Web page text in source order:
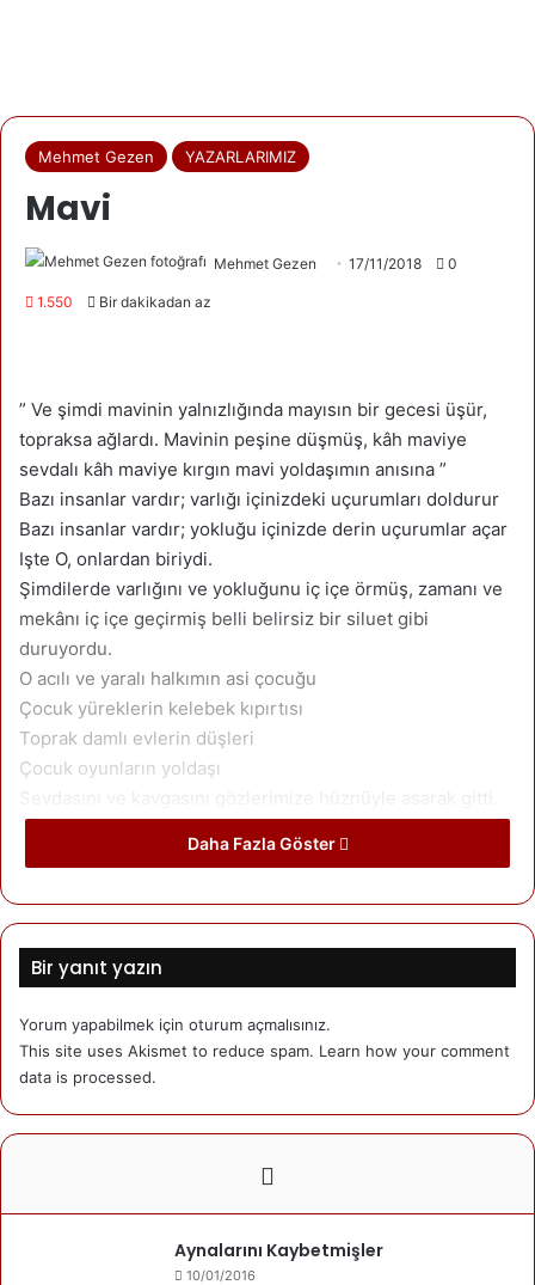
Mehmet Gezen YAZARLARIMIZ
Mavi
Mehmet Gezen 17/11/2018 0
1.550 Bir dakikadan az
” Ve şimdi mavinin yalnızlığında mayısın bir gecesi üşür,
topraksa ağlardı. Mavinin peşine düşmüş, kâh maviye
sevdalı kâh maviye kırgın mavi yoldaşımın anısına ”
Bazı insanlar vardır; varlığı içinizdeki uçurumları doldurur
Bazı insanlar vardır; yokluğu içinizde derin uçurumlar açar
Işte O, onlardan biriydi.
Şimdilerde varlığını ve yokluğunu iç içe örmüş, zamanı ve
mekânı iç içe geçirmiş belli belirsiz bir siluet gibi
duruyordu.
O acılı ve yaralı halkımın asi çocuğu
Çocuk yüreklerin kelebek kıpırtısı
Toprak damlı evlerin düşleri
Çocuk oyunların yoldaşı
Sevdasını ve kavgasını gözlerimize hüznüyle asarak gitti.
Uğurladınız mı
Türkülerle
Şiirle
Uğurladınız mı anasına
Öyle ayrılır gibi değil
Kavuşur gibi
O sarı beyaz papatyalar sever
Daha Fazla Göster
Bir yanıt yazın
Yorum yapabilmek için oturum açmalısınız.
This site uses Akismet to reduce spam. Learn how your comment
data is processed.
Aynalarını Kaybetmişler
10/01/2016